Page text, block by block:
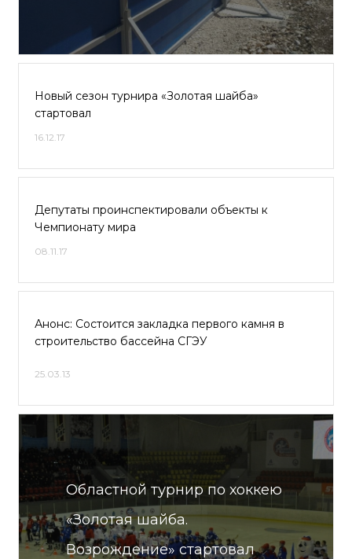
Новый сезон турнира «Золотая шайба»
стартовал
16.12.17
Депутаты проинспектировали объекты к
Чемпионату мира
08.11.17
Анонс: Состоится закладка первого камня в
строительство бассейна СГЭУ
25.03.13
Областной турнир по хоккею
«Золотая шайба.
Возрождение» стартовал